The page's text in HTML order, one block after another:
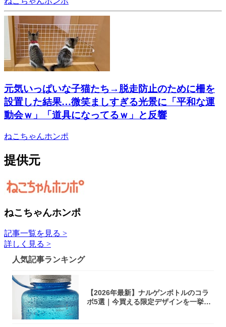
元気いっぱいな子猫たち→脱走防止のために柵を
設置した結果…微笑ましすぎる光景に「平和な運
動会ｗ」「道具になってるｗ」と反響
ねこちゃんホンポ
提供元
ねこちゃんホンポ
記事一覧を見る >
詳しく見る >
人気記事ランキング
【2026年最新】ナルゲンボトルのコラ
ボ5選｜今買える限定デザインを一挙紹